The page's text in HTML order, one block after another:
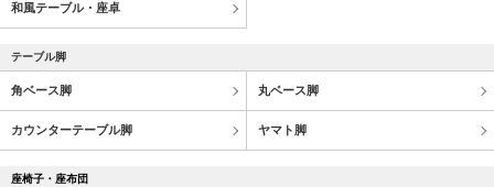
和風テーブル・座卓
テーブル脚
角ベース脚 丸ベース脚
カウンターテーブル脚 ヤマト脚
座椅子・座布団